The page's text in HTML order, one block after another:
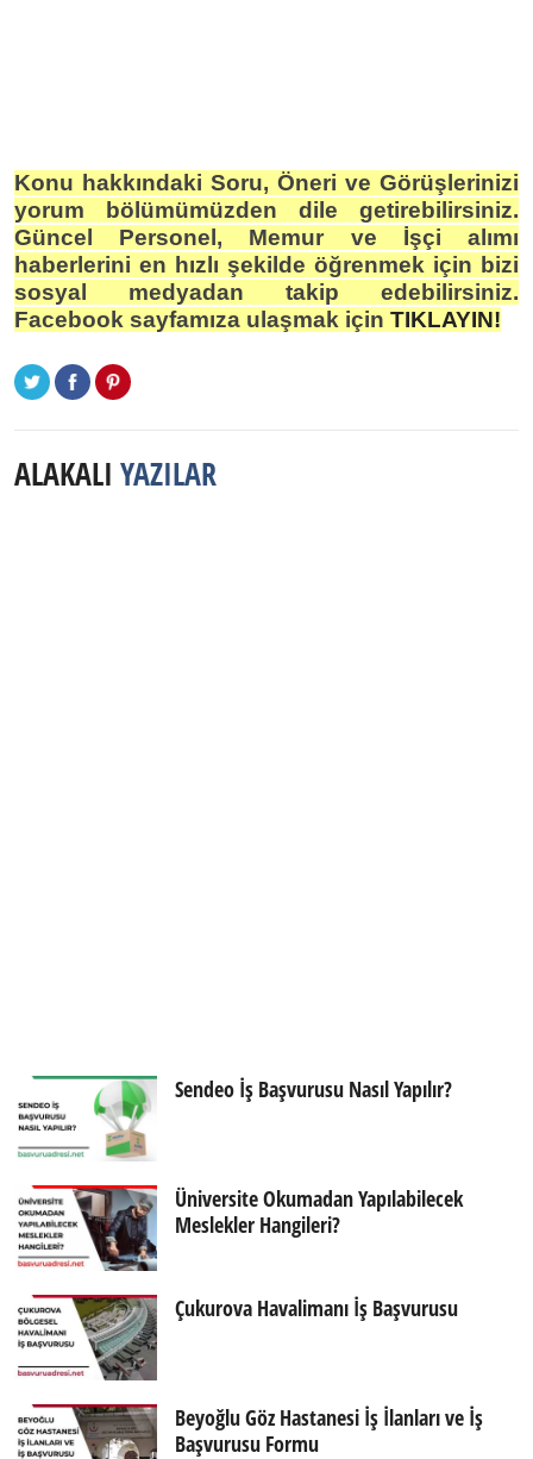
Konu hakkındaki Soru, Öneri ve Görüşlerinizi
yorum bölümümüzden dile getirebilirsiniz.
Güncel Personel, Memur ve İşçi alımı
haberlerini en hızlı şekilde öğrenmek için bizi
sosyal medyadan takip edebilirsiniz.
Facebook sayfamıza ulaşmak için TIKLAYIN!
ALAKALI YAZILAR
Sendeo İş Başvurusu Nasıl Yapılır?
Üniversite Okumadan Yapılabilecek
Meslekler Hangileri?
Çukurova Havalimanı İş Başvurusu
Beyoğlu Göz Hastanesi İş İlanları ve İş
Başvurusu Formu